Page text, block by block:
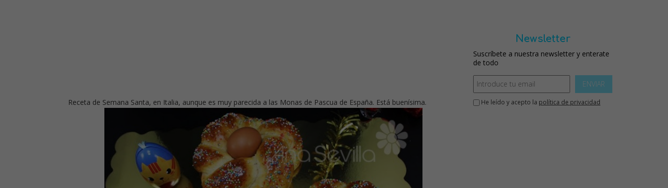
Receta de Semana Santa, en Italia, aunque es muy parecida a las Monas de Pascua de España. Está buenísima.
Newsletter
Suscríbete a nuestra newsletter y enterate
de todo
ENVIAR
He leído y acepto la política de privacidad